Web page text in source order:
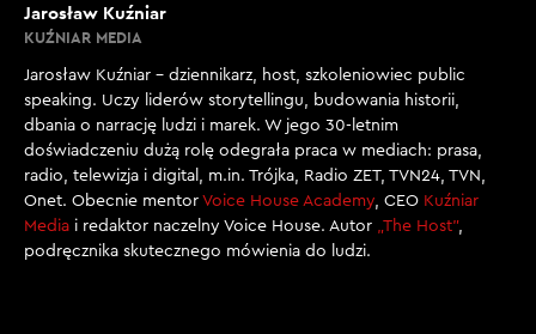
Jarosław Kuźniar
KUŹNIAR MEDIA
Jarosław Kuźniar – dziennikarz, host, szkoleniowiec public
speaking. Uczy liderów storytellingu, budowania historii,
dbania o narrację ludzi i marek. W jego 30-letnim
doświadczeniu dużą rolę odegrała praca w mediach: prasa,
radio, telewizja i digital, m.in. Trójka, Radio ZET, TVN24, TVN,
Onet. Obecnie mentor Voice House Academy, CEO Kuźniar
Media i redaktor naczelny Voice House. Autor „The Host”,
podręcznika skutecznego mówienia do ludzi.